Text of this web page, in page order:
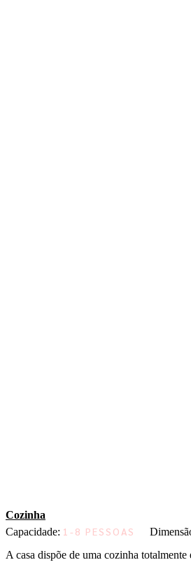
Cozinha
Capacidade: 1-8 PESSOAS
A casa dispõe de uma cozinha